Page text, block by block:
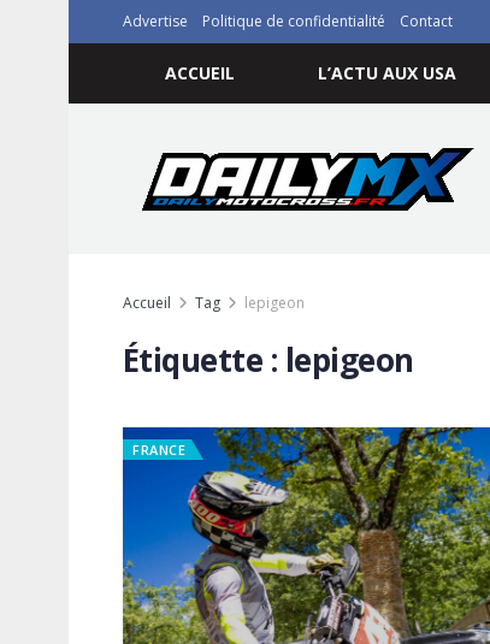
Advertise Politique de confidentialité Contact
ACCUEIL L’ACTU AUX USA
Accueil Tag lepigeon
Étiquette : lepigeon
FRANCE